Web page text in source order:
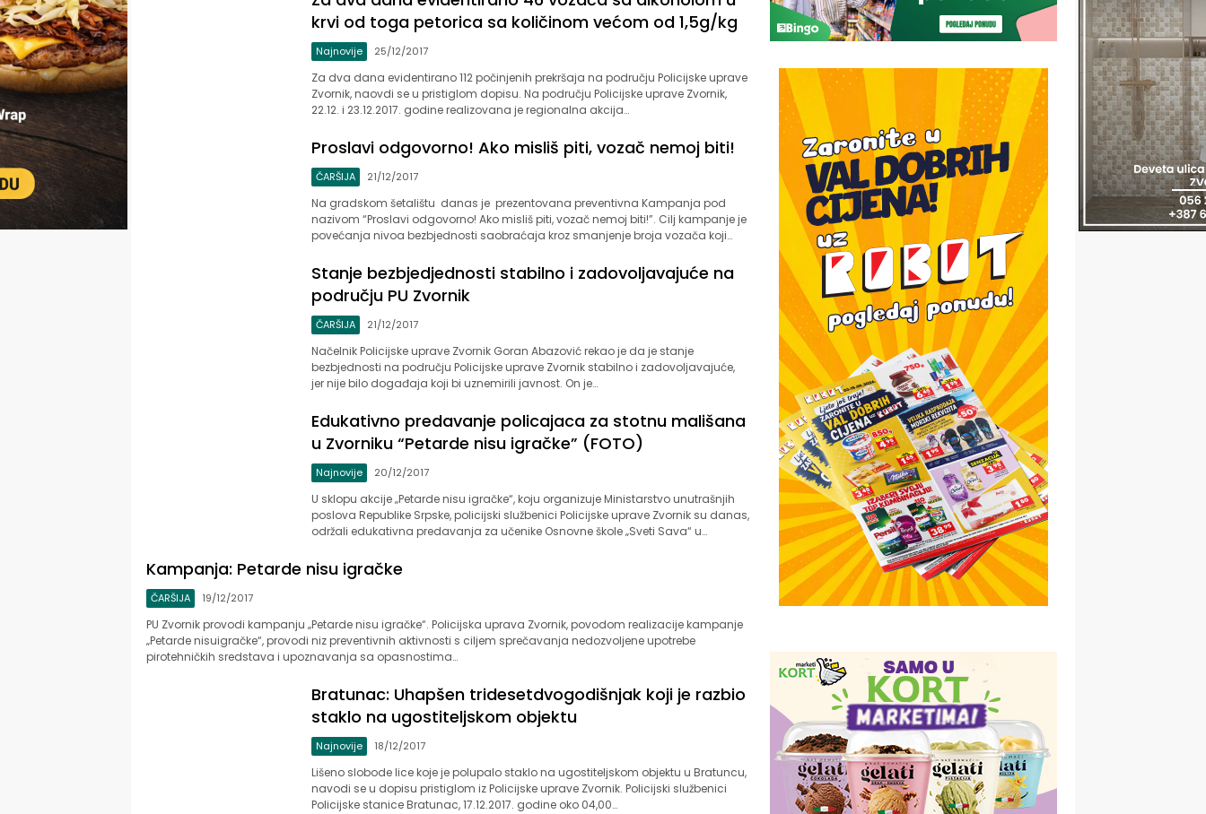
krvi od toga petorica sa količinom većom od 1,5g/kg
Najnovije 25/12/2017
Za dva dana evidentirano 112 počinjenih prekršaja na području Policijske uprave
Zvornik, naovdi se u pristiglom dopisu. Na području Policijske uprave Zvornik,
22.12. i 23.12.2017. godine realizovana je regionalna akcija…
Proslavi odgovorno! Ako misliš piti, vozač nemoj biti!
ČARŠIJA 21/12/2017
Na gradskom šetalištu danas je prezentovana preventivna Kampanja pod
nazivom “Proslavi odgovorno! Ako misliš piti, vozač nemoj biti!”. Cilj kampanje je
povećanja nivoa bezbjednosti saobraćaja kroz smanjenje broja vozača koji…
Stanje bezbjedjednosti stabilno i zadovoljavajuće na
području PU Zvornik
ČARŠIJA 21/12/2017
Načelnik Policijske uprave Zvornik Goran Abazović rekao je da je stanje
bezbjednosti na području Policijske uprave Zvornik stabilno i zadovoljavajuće,
jer nije bilo događaja koji bi uznemirili javnost. On je…
Edukativno predavanje policajaca za stotnu mališana
u Zvorniku “Petarde nisu igračke” (FOTO)
Najnovije 20/12/2017
U sklopu akcije „Petarde nisu igračke“, koju organizuje Ministarstvo unutrašnjih
poslova Republike Srpske, policijski službenici Policijske uprave Zvornik su danas,
održali edukativna predavanja za učenike Osnovne škole „Sveti Sava“ u…
Kampanja: Petarde nisu igračke
ČARŠIJA 19/12/2017
PU Zvornik provodi kampanju „Petarde nisu igračke“. Policijska uprava Zvornik, povodom realizacije kampanje
„Petarde nisuigračke“, provodi niz preventivnih aktivnosti s ciljem sprečavanja nedozvoljene upotrebe
pirotehničkih sredstava i upoznavanja sa opasnostima…
Bratunac: Uhapšen tridesetdvogodišnjak koji je razbio
staklo na ugostiteljskom objektu
Najnovije 18/12/2017
Lišeno slobode lice koje je polupalo staklo na ugostiteljskom objektu u Bratuncu,
navodi se u dopisu pristiglom iz Policijske uprave Zvornik. Policijski službenici
Policijske stanice Bratunac, 17.12.2017. godine oko 04,00…